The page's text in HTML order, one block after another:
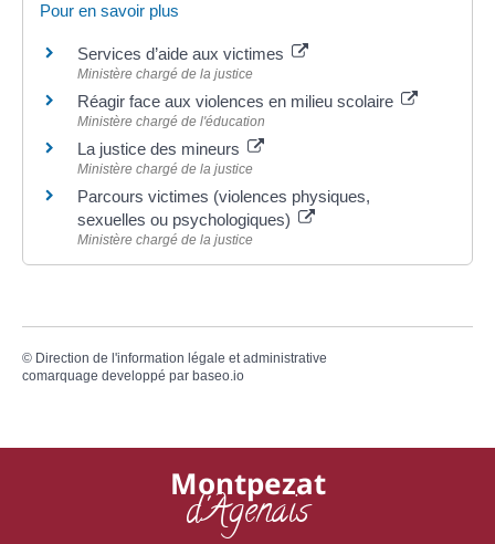
Pour en savoir plus
Services d’aide aux victimes
Ministère chargé de la justice
Réagir face aux violences en milieu scolaire
Ministère chargé de l'éducation
La justice des mineurs
Ministère chargé de la justice
Parcours victimes (violences physiques,
sexuelles ou psychologiques)
Ministère chargé de la justice
© Direction de l'information légale et administrative
comarquage developpé par baseo.io
Montpezat
d'Agenais